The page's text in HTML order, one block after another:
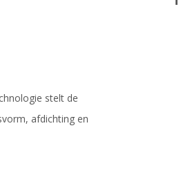
stelt de
afdichting en